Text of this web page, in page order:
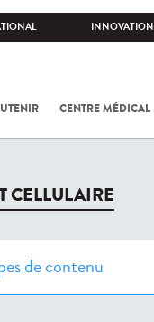
INNOVATION
CENTRE MÉDICAL
CELLULAIRE